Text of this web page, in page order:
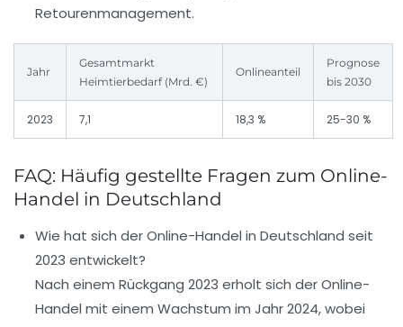
Retourenmanagement.
Jahr
Gesamtmarkt
Heimtierbedarf (Mrd. €)
Onlineanteil
Prognose
bis 2030
2023 7,1 18,3 % 25-30 %
FAQ: Häufig gestellte Fragen zum Online-
Handel in Deutschland
Wie hat sich der Online-Handel in Deutschland seit
2023 entwickelt?
Nach einem Rückgang 2023 erholt sich der Online-
Handel mit einem Wachstum im Jahr 2024, wobei